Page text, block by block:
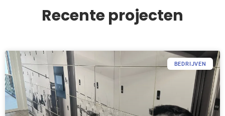
Recente projecten
BEDRIJVEN